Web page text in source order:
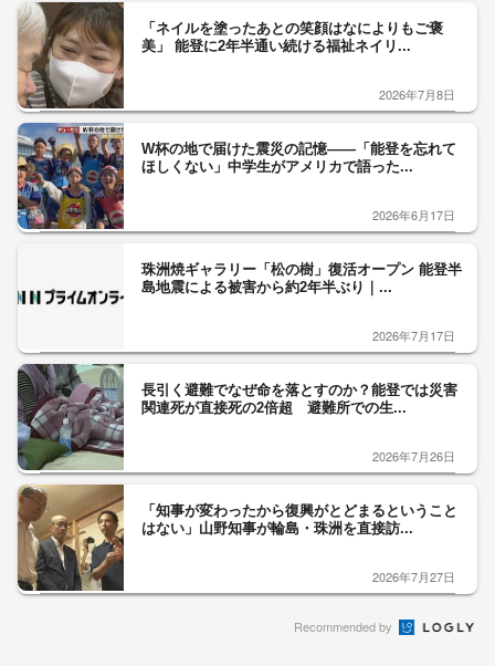
「ネイルを塗ったあとの笑顔はなによりもご褒
美」 能登に2年半通い続ける福祉ネイリ...
2026年7月8日
W杯の地で届けた震災の記憶――「能登を忘れて
ほしくない」中学生がアメリカで語った...
2026年6月17日
珠洲焼ギャラリー「松の樹」復活オープン 能登半
島地震による被害から約2年半ぶり｜...
2026年7月17日
長引く避難でなぜ命を落とすのか？能登では災害
関連死が直接死の2倍超 避難所での生...
2026年7月26日
「知事が変わったから復興がとどまるということ
はない」山野知事が輪島・珠洲を直接訪...
2026年7月27日
Recommended by